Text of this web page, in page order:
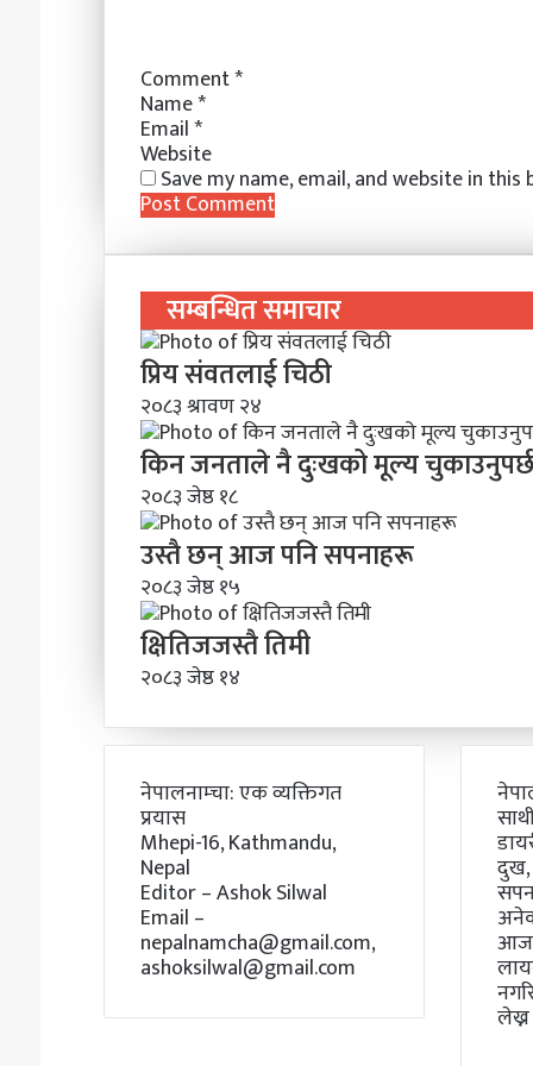
Comment*
Name*
Email*
Website
Save my name, email, and website in
सम्बन्धित समाचार
प्रिय संवतलाई चिठी
२०८३ श्रावण २४
किन जनताले नै दुःखको मूल्य
२०८३ जेष्ठ १८
उस्तै छन् आज पनि सपनाहरू
२०८३ जेष्ठ १५
क्षितिजजस्तै तिमी
२०८३ जेष्ठ १४
नेपालनाम्चा: एक व्यक्तिगत
प्रयास
Mhepi-16, Kathmandu,
Nepal
Editor – Ashok Silwal
Email –
nepalnamcha@gmail.com,
ashoksilwal@gmail.com